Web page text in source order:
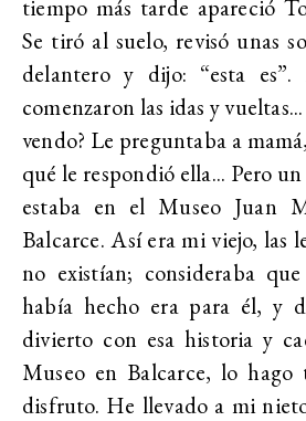
tiempo más tarde apareció
Se tiró al suelo, revisó unas
delantero y dijo: “esta
comenzaron las idas y
vendo? Le preguntaba a
qué le respondió ella... Pero
estaba en el Museo Juan
Balcarce. Así era mi viejo, las
no existían; consideraba
había hecho era para él, y
divierto con esa historia y
Museo en Balcarce, lo hago
disfruto. He llevado a mi